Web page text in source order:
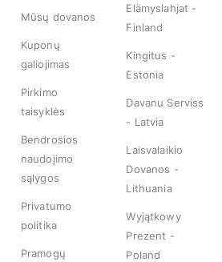
Mūsų dovanos
Kuponų
galiojimas
Pirkimo
taisyklės
Bendrosios
naudojimo
sąlygos
Privatumo
politika
Pramogų
Elämyslahjat -
Finland
Kingitus -
Estonia
Davanu Serviss
- Latvia
Laisvalaikio
Dovanos -
Lithuania
Wyjątkowy
Prezent -
Poland